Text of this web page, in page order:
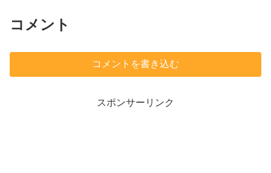
コメント
コメントを書き込む
スポンサーリンク